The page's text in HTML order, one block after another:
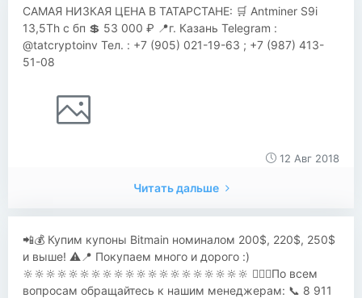
САМАЯ НИЗКАЯ ЦЕНА В ТАТАРСТАНЕ: 🛒 Antminer S9i
13,5Th с бп 💲 53 000 ₽ 📍г. Казань Telegram :
@tatcryptoinv Тел. : +7 (905) 021-19-63 ; +7 (987) 413-
51-08
12 Авг 2018
Читать дальше
📲💰 Купим купоны Bitmain номиналом 200$, 220$, 250$
и выше! ⚠️📍 Покупаем много и дорого :)
🔆🔆🔆🔆🔆🔆🔆🔆🔆🔆🔆🔆🔆🔆🔆🔆🔆🔆🔆🔆 💁🏻‍♂️По всем
вопросам обращайтесь к нашим менеджерам: 📞 8 911